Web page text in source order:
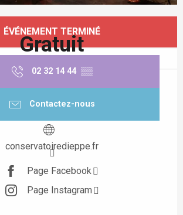
ÉVÉNEMENT TERMINÉ
Gratuit
02 32 14 44 ▒▒
Contactez-nous
conservatoiredieppe.fr
Page Facebook
Page Instagram